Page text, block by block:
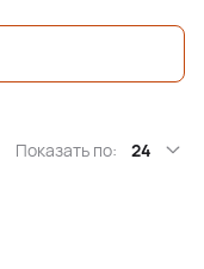
Показать по: 24